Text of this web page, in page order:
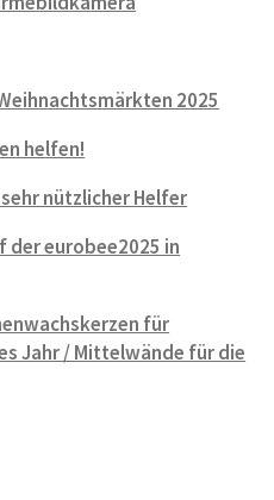
2025
helfen!
nützlicher Helfer
der eurobee2025 in
für
Jahr / Mittelwände für die